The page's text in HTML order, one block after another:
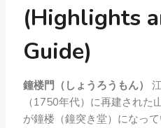
(Highlights
Guide)
鐘楼門（しょうろうもん）
（1750年代）に再建された
が鐘楼（鐘突き堂）になっ